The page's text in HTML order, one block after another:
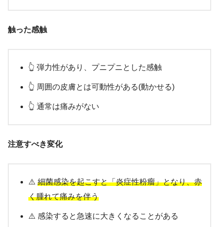
触った感触
👆 弾力性があり、プニプニとした感触
👆 周囲の皮膚とは可動性がある(動かせる)
👆 通常は痛みがない
注意すべき変化
⚠️ 細菌感染を起こすと「炎症性粉瘤」となり、赤
く腫れて痛みを伴う
⚠️ 感染すると急速に大きくなることがある